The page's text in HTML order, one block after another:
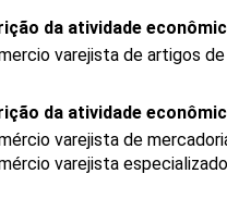
da atividade
varejista de artigos de
da atividade
varejista de
varejista